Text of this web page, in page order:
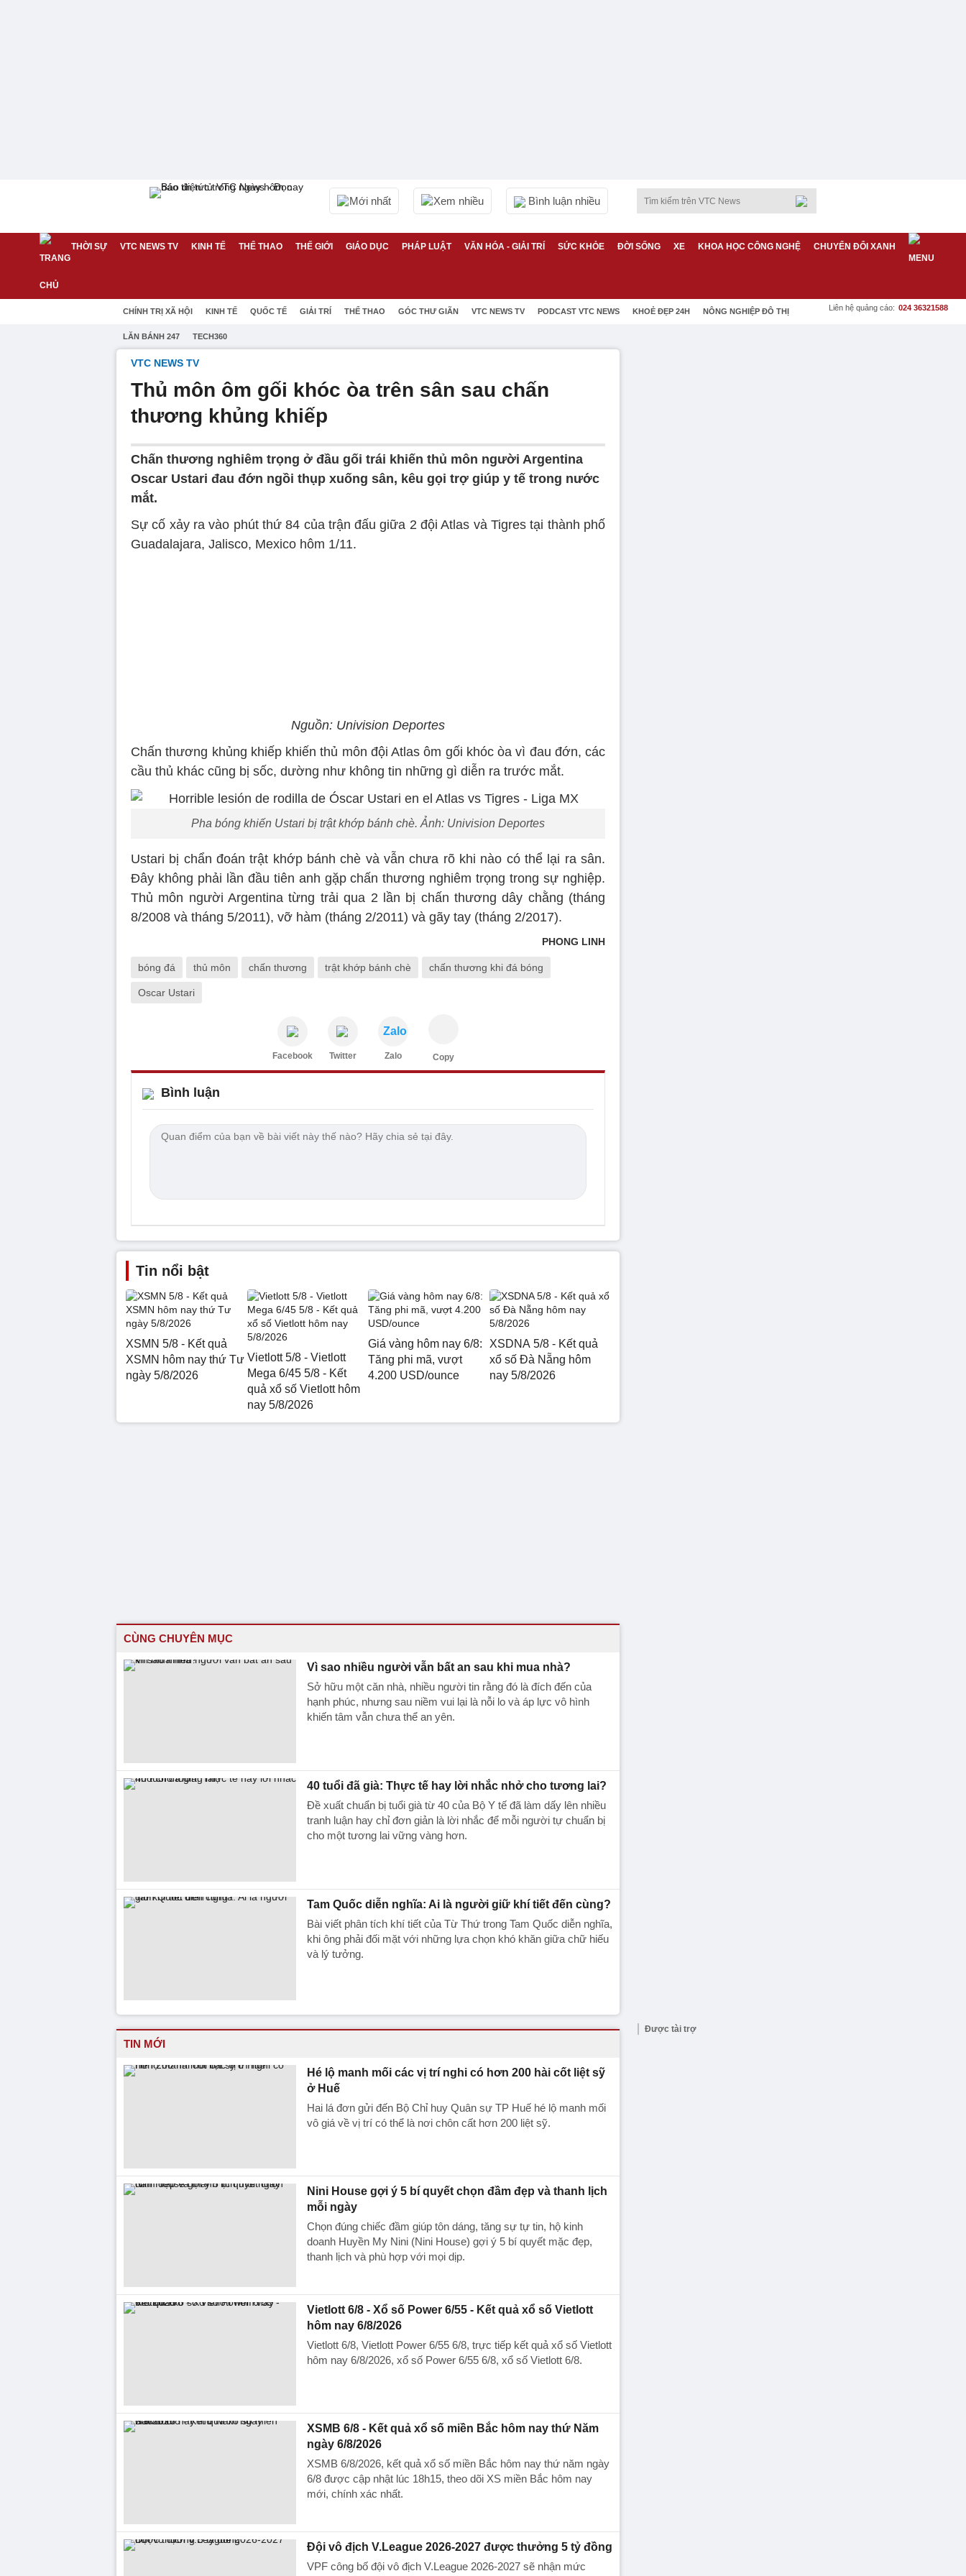
Mới nhất Xem nhiều Bình luận nhiều
THỜI SỰ VTC NEWS TV KINH TẾ THỂ THAO THẾ GIỚI GIÁO DỤC PHÁP LUẬT VĂN HÓA - GIẢI TRÍ SỨC KHỎE ĐỜI SỐNG XE KHOA HỌC CÔNG NGHỆ CHUYỂN ĐỔI XANH
CHÍNH TRỊ XÃ HỘI KINH TẾ QUỐC TẾ GIẢI TRÍ THỂ THAO GÓC THƯ GIÃN VTC NEWS TV PODCAST VTC NEWS KHOẺ ĐẸP 24H NÔNG NGHIỆP ĐÔ THỊ
LĂN BÁNH 247 TECH360
Liên hệ quảng cáo: 024 36321588
VTC NEWS TV
Thủ môn ôm gối khóc òa trên sân sau chấn
thương khủng khiếp
Chấn thương nghiêm trọng ở đầu gối trái khiến thủ môn người Argentina
Oscar Ustari đau đớn ngồi thụp xuống sân, kêu gọi trợ giúp y tế trong nước
mắt.
Sự cố xảy ra vào phút thứ 84 của trận đấu giữa 2 đội Atlas và Tigres tại thành phố
Guadalajara, Jalisco, Mexico hôm 1/11.
Nguồn: Univision Deportes
Chấn thương khủng khiếp khiến thủ môn đội Atlas ôm gối khóc òa vì đau đớn, các
cầu thủ khác cũng bị sốc, dường như không tin những gì diễn ra trước mắt.
Pha bóng khiến Ustari bị trật khớp bánh chè. Ảnh: Univision Deportes
Ustari bị chẩn đoán trật khớp bánh chè và vẫn chưa rõ khi nào có thể lại ra sân.
Đây không phải lần đầu tiên anh gặp chấn thương nghiêm trọng trong sự nghiệp.
Thủ môn người Argentina từng trải qua 2 lần bị chấn thương dây chằng (tháng
8/2008 và tháng 5/2011), vỡ hàm (tháng 2/2011) và gãy tay (tháng 2/2017).
PHONG LINH
bóng đá thủ môn chấn thương trật khớp bánh chè chấn thương khi đá bóng
Oscar Ustari
Facebook Twitter
Zalo
Zalo Copy
Bình luận
Tin nổi bật
XSMN 5/8 - Kết quả
XSMN hôm nay thứ Tư
ngày 5/8/2026
Vietlott 5/8 - Vietlott
Mega 6/45 5/8 - Kết
quả xổ số Vietlott hôm
nay 5/8/2026
Giá vàng hôm nay 6/8:
Tăng phi mã, vượt
4.200 USD/ounce
XSDNA 5/8 - Kết quả
xổ số Đà Nẵng hôm
nay 5/8/2026
CÙNG CHUYÊN MỤC
Vì sao nhiều người vẫn bất an sau khi mua nhà?
Sở hữu một căn nhà, nhiều người tin rằng đó là đích đến của
hạnh phúc, nhưng sau niềm vui lại là nỗi lo và áp lực vô hình
khiến tâm vẫn chưa thể an yên.
40 tuổi đã già: Thực tế hay lời nhắc nhở cho tương lai?
Đề xuất chuẩn bị tuổi già từ 40 của Bộ Y tế đã làm dấy lên nhiều
tranh luận hay chỉ đơn giản là lời nhắc để mỗi người tự chuẩn bị
cho một tương lai vững vàng hơn.
Tam Quốc diễn nghĩa: Ai là người giữ khí tiết đến cùng?
Bài viết phân tích khí tiết của Từ Thứ trong Tam Quốc diễn nghĩa,
khi ông phải đối mặt với những lựa chọn khó khăn giữa chữ hiếu
và lý tưởng.
TIN MỚI
Hé lộ manh mối các vị trí nghi có hơn 200 hài cốt liệt sỹ
ở Huế
Hai lá đơn gửi đến Bộ Chỉ huy Quân sự TP Huế hé lộ manh mối
vô giá về vị trí có thể là nơi chôn cất hơn 200 liệt sỹ.
Nini House gợi ý 5 bí quyết chọn đầm đẹp và thanh lịch
mỗi ngày
Chọn đúng chiếc đầm giúp tôn dáng, tăng sự tự tin, hộ kinh
doanh Huyền My Nini (Nini House) gợi ý 5 bí quyết mặc đẹp,
thanh lịch và phù hợp với mọi dịp.
Vietlott 6/8 - Xổ số Power 6/55 - Kết quả xổ số Vietlott
hôm nay 6/8/2026
Vietlott 6/8, Vietlott Power 6/55 6/8, trực tiếp kết quả xổ số Vietlott
hôm nay 6/8/2026, xổ số Power 6/55 6/8, xổ số Vietlott 6/8.
XSMB 6/8 - Kết quả xổ số miền Bắc hôm nay thứ Năm
ngày 6/8/2026
XSMB 6/8/2026, kết quả xổ số miền Bắc hôm nay thứ năm ngày
6/8 được cập nhật lúc 18h15, theo dõi XS miền Bắc hôm nay
mới, chính xác nhất.
Đội vô địch V.League 2026-2027 được thưởng 5 tỷ đồng
VPF công bố đội vô địch V.League 2026-2027 sẽ nhận mức
Được tài trợ